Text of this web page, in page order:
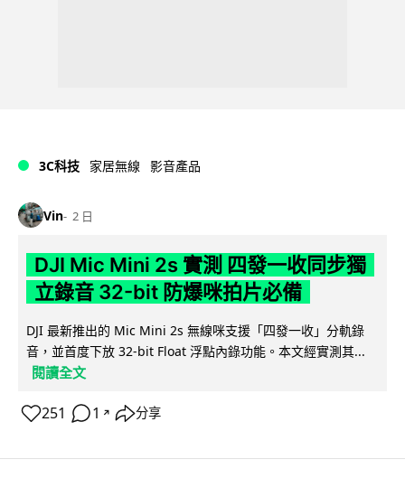
3C科技 家居無線 影音產品
Vin 2 日
DJI Mic Mini 2s 實測 四發一收同步獨
立錄音 32-bit 防爆咪拍片必備
DJI 最新推出的 Mic Mini 2s 無線咪支援「四發一收」分軌錄
音，並首度下放 32-bit Float 浮點內錄功能。本文經實測其...
閱讀全文
251 1 ↗ 分享